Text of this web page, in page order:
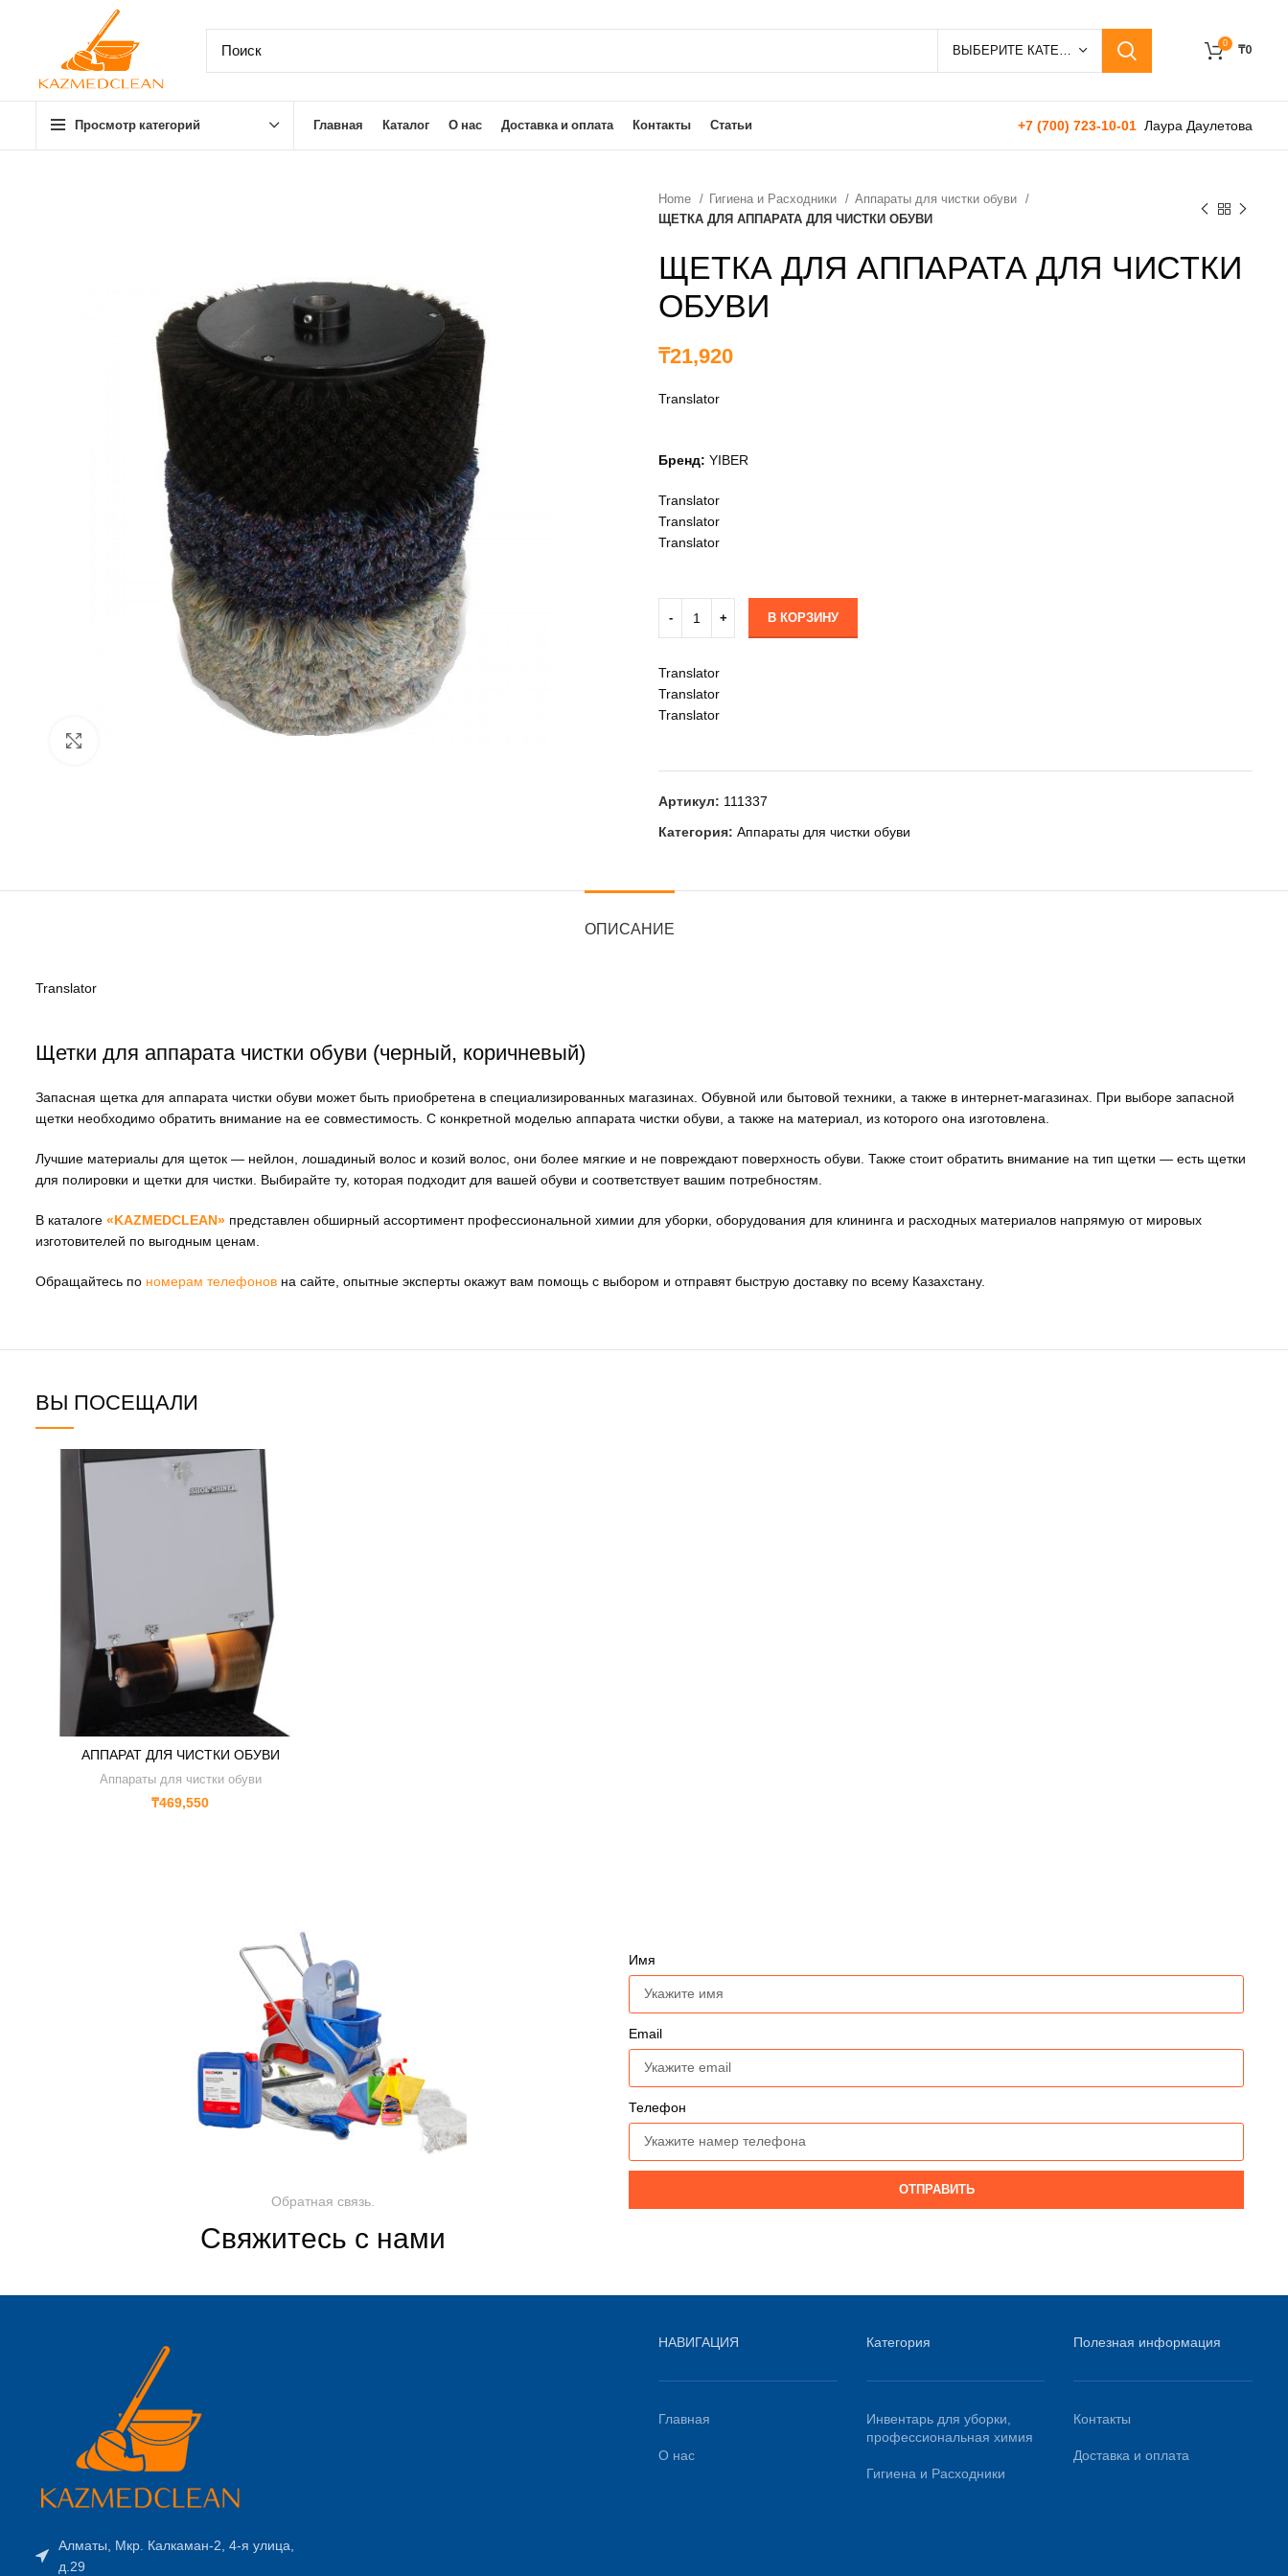
0 ₸0
Просмотр категорий Главная Каталог О нас Доставка и оплата Контакты Статьи +7 (700) 723-10-01 Лаура Даулетова
Home Гигиена и Расходники
Аппараты для чистки обуви
ЩЕТКА ДЛЯ АППАРАТА ДЛЯ ЧИСТКИ ОБУВИ
ЩЕТКА ДЛЯ АППАРАТА ДЛЯ ЧИСТКИ
ОБУВИ
₸21,920
Translator
Бренд: YIBER
Translator
Translator
Translator
В КОРЗИНУ
Translator
Translator
Translator
Артикул: 111337
Категория: Аппараты для чистки обуви
ОПИСАНИЕ
Translator
Щетки для аппарата чистки обуви (черный, коричневый)
Запасная щетка для аппарата чистки обуви может быть приобретена в специализированных магазинах. Обувной или бытовой техники, а также в интернет-магазинах. При выборе запасной
щетки необходимо обратить внимание на ее совместимость. С конкретной моделью аппарата чистки обуви, а также на материал, из которого она изготовлена.
Лучшие материалы для щеток — нейлон, лошадиный волос и козий волос, они более мягкие и не повреждают поверхность обуви. Также стоит обратить внимание на тип щетки — есть щетки
для полировки и щетки для чистки. Выбирайте ту, которая подходит для вашей обуви и соответствует вашим потребностям.
В каталоге «KAZMEDCLEAN» представлен обширный ассортимент профессиональной химии для уборки, оборудования для клининга и расходных материалов напрямую от мировых
изготовителей по выгодным ценам.
Обращайтесь по номерам телефонов на сайте, опытные эксперты окажут вам помощь с выбором и отправят быструю доставку по всему Казахстану.
ВЫ ПОСЕЩАЛИ
АППАРАТ ДЛЯ ЧИСТКИ ОБУВИ
Аппараты для чистки обуви
₸469,550
Обратная связь.
Свяжитесь с нами
Имя
Email
Телефон
ОТПРАВИТЬ
Алматы, Мкр. Калкаман-2, 4-я улица,
д.29
НАВИГАЦИЯ
Главная
О нас
Категория
Инвентарь для уборки,
профессиональная химия
Гигиена и Расходники
Полезная информация
Контакты
Доставка и оплата